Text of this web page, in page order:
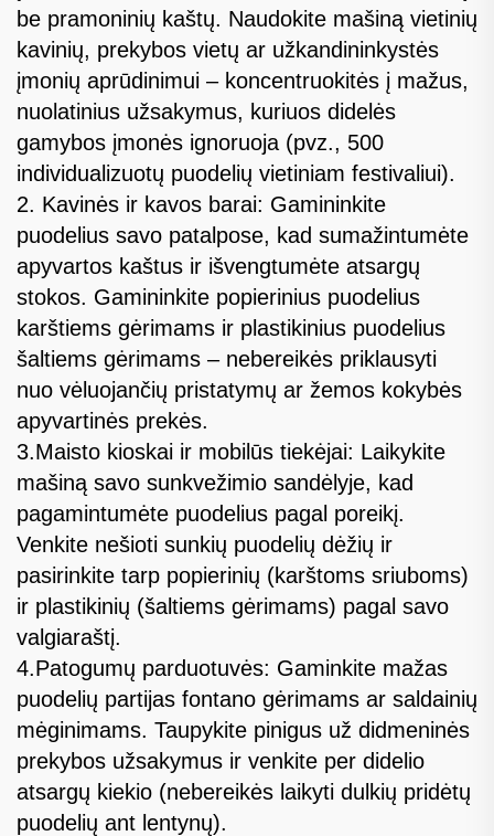
be pramoninių kaštų. Naudokite mašiną vietinių
kavinių, prekybos vietų ar užkandininkystės
įmonių aprūdinimui – koncentruokitės į mažus,
nuolatinius užsakymus, kuriuos didelės
gamybos įmonės ignoruoja (pvz., 500
individualizuotų puodelių vietiniam festivaliui).
2. Kavinės ir kavos barai: Gamininkite
puodelius savo patalpose, kad sumažintumėte
apyvartos kaštus ir išvengtumėte atsargų
stokos. Gamininkite popierinius puodelius
karštiems gėrimams ir plastikinius puodelius
šaltiems gėrimams – nebereikės priklausyti
nuo vėluojančių pristatymų ar žemos kokybės
apyvartinės prekės.
3.Maisto kioskai ir mobilūs tiekėjai: Laikykite
mašiną savo sunkvežimio sandėlyje, kad
pagamintumėte puodelius pagal poreikį.
Venkite nešioti sunkių puodelių dėžių ir
pasirinkite tarp popierinių (karštoms sriuboms)
ir plastikinių (šaltiems gėrimams) pagal savo
valgiaraštį.
4.Patogumų parduotuvės: Gaminkite mažas
puodelių partijas fontano gėrimams ar saldainių
mėginimams. Taupykite pinigus už didmeninės
prekybos užsakymus ir venkite per didelio
atsargų kiekio (nebereikės laikyti dulkių pridėtų
puodelių ant lentynų).